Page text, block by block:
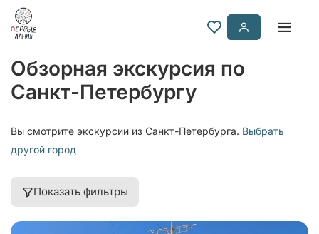
Обзорная экскурсия по
Санкт-Петербургу
Вы смотрите экскурсии из Санкт-Петербурга. Выбрать
другой город
Показать фильтры